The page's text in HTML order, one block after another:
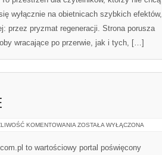
wyłącznie na obietnicach szybkich efektów,
przez pryzmat regeneracji. Strona porusza
wracające po przerwie, jak i tych, […]
KOMENTOWANIA CZYTELNICY
ZOSTAŁA WYŁĄCZONA
to wartościowy portal poświęcony